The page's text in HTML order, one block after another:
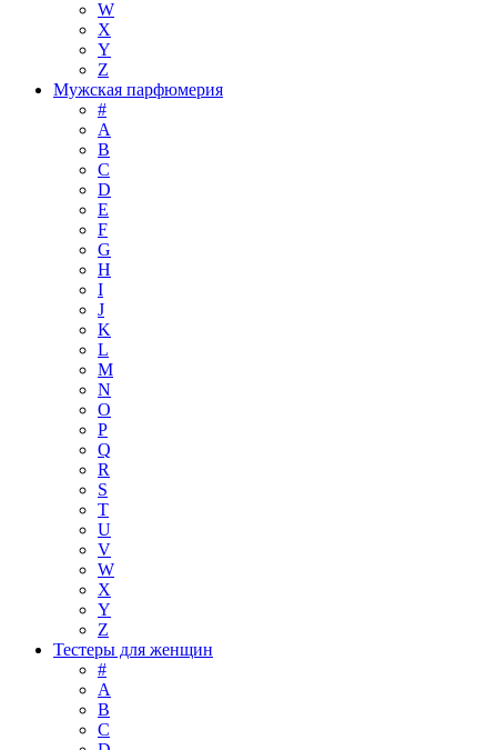
W
X
Y
Z
Мужская парфюмерия
#
A
B
C
D
E
F
G
H
I
J
K
L
M
N
O
P
Q
R
S
T
U
V
W
X
Y
Z
Тестеры для женщин
#
A
B
C